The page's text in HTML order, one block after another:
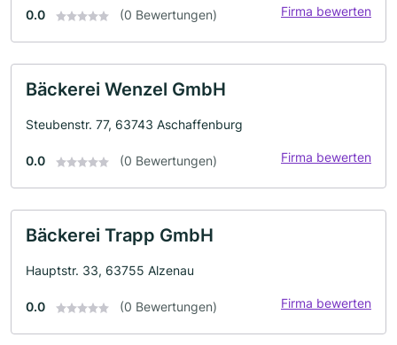
0.0 (0 Bewertungen) Firma bewerten
Bäckerei Wenzel GmbH
Steubenstr. 77, 63743 Aschaffenburg
0.0 (0 Bewertungen) Firma bewerten
Bäckerei Trapp GmbH
Hauptstr. 33, 63755 Alzenau
0.0 (0 Bewertungen) Firma bewerten